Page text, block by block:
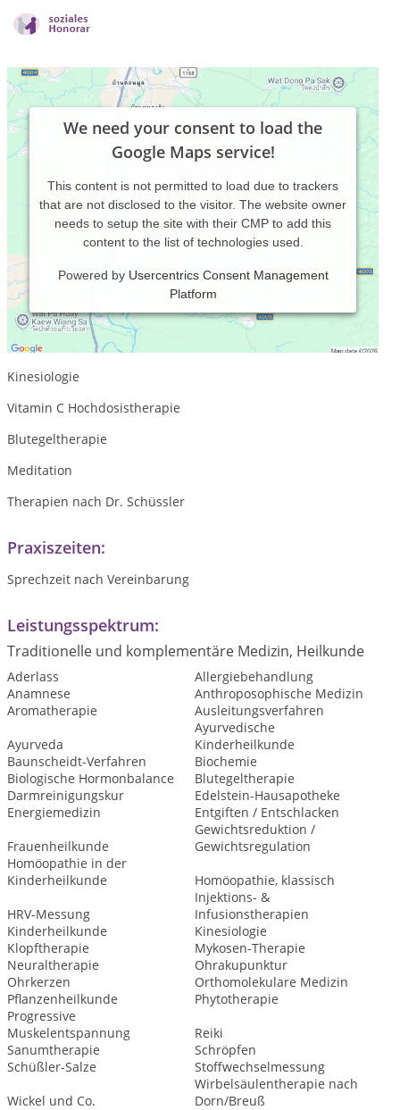
We need your consent to load the
Google Maps service!
This content is not permitted to load due to trackers
that are not disclosed to the visitor. The website owner
needs to setup the site with their CMP to add this
content to the list of technologies used.
Powered by Usercentrics Consent Management
Platform
Klassische Naturheilkundeverfahren
Prozessorientierte Homöopathie
Kinesiologie
Vitamin C Hochdosistherapie
Blutegeltherapie
Meditation
Therapien nach Dr. Schüssler
Praxiszeiten:
Sprechzeit nach Vereinbarung
Leistungsspektrum:
Traditionelle und komplementäre Medizin, Heilkunde
Aderlass
Allergiebehandlung
Anamnese
Anthroposophische Medizin
Aromatherapie
Ausleitungsverfahren
Ayurveda
Ayurvedische
Kinderheilkunde
Baunscheidt-Verfahren
Biochemie
Biologische Hormonbalance
Blutegeltherapie
Darmreinigungskur
Edelstein-Hausapotheke
Energiemedizin
Entgiften / Entschlacken
Frauenheilkunde
Gewichtsreduktion /
Gewichtsregulation
Homöopathie in der
Kinderheilkunde
Homöopathie, klassisch
HRV-Messung
Injektions- &
Infusionstherapien
Kinderheilkunde
Kinesiologie
Klopftherapie
Mykosen-Therapie
Neuraltherapie
Ohrakupunktur
Ohrkerzen
Orthomolekulare Medizin
Pflanzenheilkunde
Phytotherapie
Progressive
Muskelentspannung
Reiki
Sanumtherapie
Schröpfen
Schüßler-Salze
Stoffwechselmessung
Wickel und Co.
Wirbelsäulentherapie nach
Dorn/Breuß